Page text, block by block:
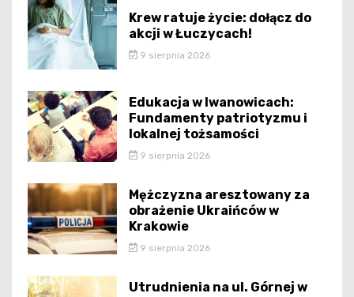
Krew ratuje życie: dołącz do
akcji w Łuczycach!
9 sierpnia 2026
Edukacja w Iwanowicach:
Fundamenty patriotyzmu i
lokalnej tożsamości
9 sierpnia 2026
Mężczyzna aresztowany za
obrażenie Ukraińców w
Krakowie
9 sierpnia 2026
Utrudnienia na ul. Górnej w